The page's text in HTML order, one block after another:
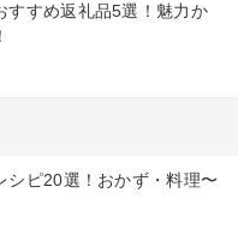
すすめ返礼品5選！魅力か
シピ20選！おかず・料理〜